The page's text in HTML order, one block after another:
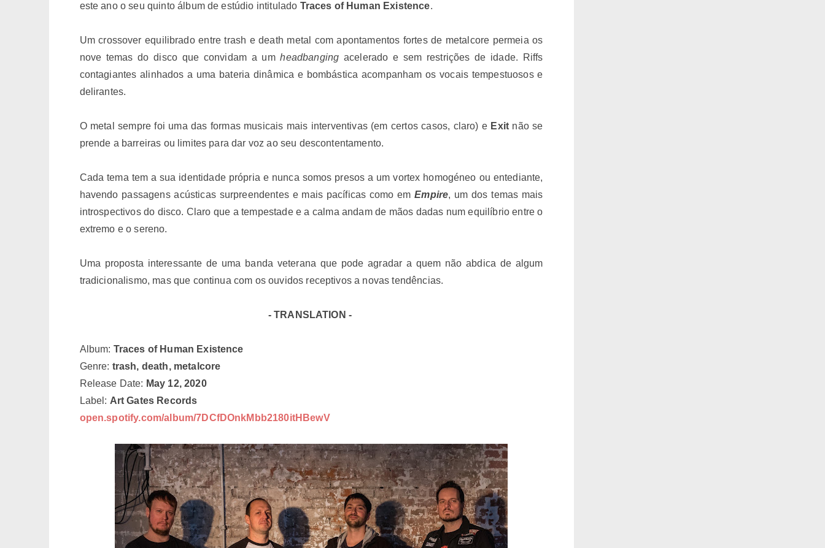
este ano o seu quinto álbum de estúdio intitulado Traces of Human Existence.
Um crossover equilibrado entre trash e death metal com apontamentos fortes de metalcore permeia os
nove temas do disco que convidam a umheadbanging acelerado e sem restrições de idade. Riffs
contagiantes alinhados a uma bateria dinâmica e bombástica acompanham os vocais tempestuosos e
delirantes.
O metal sempre foi uma das formas musicais mais interventivas (em certos casos, claro) e Exit não se
prende a barreiras ou limites para dar voz ao seu descontentamento.
Cada tema tem a sua identidade própria e nunca somos presos a um vortex homogéneo ou entediante,
havendo passagens acústicas surpreendentes e mais pacíficas como emEmpire, um dos temas mais
introspectivos do disco. Claro que a tempestade e a calma andam de mãos dadas num equilíbrio entre o
extremo e o sereno.
Uma proposta interessante de uma banda veterana que pode agradar a quem não abdica de algum
tradicionalismo, mas que continua com os ouvidos receptivos a novas tendências.
- TRANSLATION -
Album: Traces of Human Existence
Genre: trash, death, metalcore
Release Date: May 12, 2020
Label: Art Gates Records
open.spotify.com/album/7DCfDOnkMbb2180itHBewV